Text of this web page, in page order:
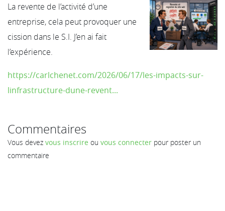
La revente de l’activité d’une
entreprise, cela peut provoquer une
cission dans le S.I. J’en ai fait
l’expérience.
https://carlchenet.com/2026/06/17/les-impacts-sur-
linfrastructure-dune-revent...
Commentaires
Vous devez vous inscrire ou vous connecter pour poster un
commentaire